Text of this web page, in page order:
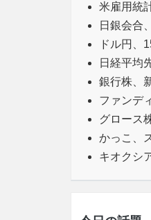
米雇用統
日銀会合
ドル円、
日経平均
銀行株、
ファンデ
グロース
かっこ、
キオクシ